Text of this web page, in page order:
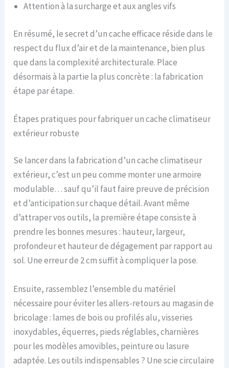
Attention à la surcharge et aux angles vifs
En résumé, le secret d’un cache efficace réside dans le
respect du flux d’air et de la maintenance, bien plus
que dans la complexité architecturale. Place
désormais à la partie la plus concrète : la fabrication
étape par étape.
Étapes pratiques pour fabriquer un cache climatiseur
extérieur robuste
Se lancer dans la fabrication d’un cache climatiseur
extérieur, c’est un peu comme monter une armoire
modulable… sauf qu’il faut faire preuve de précision
et d’anticipation sur chaque détail. Avant même
d’attraper vos outils, la première étape consiste à
prendre les bonnes mesures : hauteur, largeur,
profondeur et hauteur de dégagement par rapport au
sol. Une erreur de 2 cm suffit à compliquer la pose.
Ensuite, rassemblez l’ensemble du matériel
nécessaire pour éviter les allers-retours au magasin de
bricolage : lames de bois ou profilés alu, visseries
inoxydables, équerres, pieds réglables, charnières
pour les modèles amovibles, peinture ou lasure
adaptée. Les outils indispensables ? Une scie circulaire